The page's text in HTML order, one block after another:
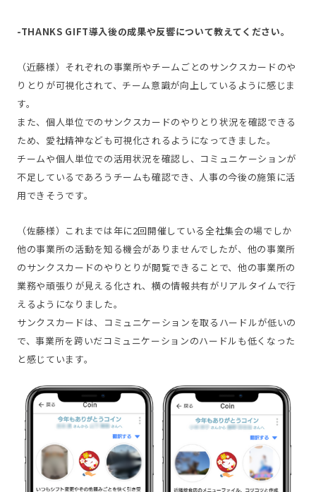
-THANKS GIFT導入後の成果や反響について教えてください。
（近藤様）それぞれの事業所やチームごとのサンクスカードのや
りとりが可視化されて、チーム意識が向上しているように感じま
す。
また、個人単位でのサンクスカードのやりとり状況を確認できる
ため、愛社精神なども可視化されるようになってきました。
チームや個人単位での活用状況を確認し、コミュニケーションが
不足しているであろうチームも確認でき、人事の今後の施策に活
用できそうです。
（佐藤様）これまでは年に2回開催している全社集会の場でしか
他の事業所の活動を知る機会がありませんでしたが、他の事業所
のサンクスカードのやりとりが閲覧できることで、他の事業所の
業務や頑張りが見える化され、横の情報共有がリアルタイムで行
えるようになりました。
サンクスカードは、コミュニケーションを取るハードルが低いの
で、事業所を跨いだコミュニケーションのハードルも低くなった
と感じています。